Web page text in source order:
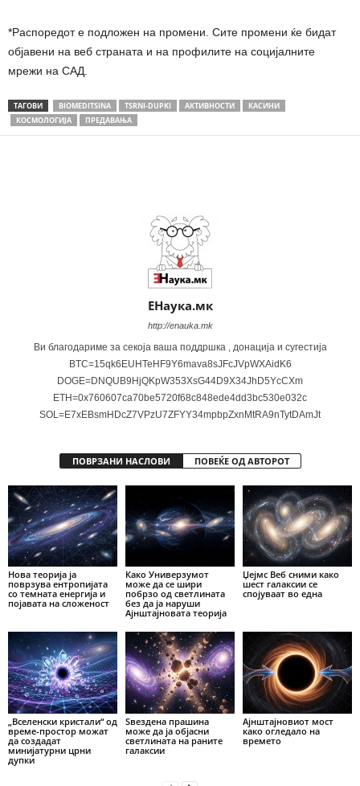
*Распоредот е подложен на промени. Сите промени ќе бидат
објавени на веб страната и на профилите на социјалните
мрежи на САД.
ТАГОВИ BIOMEDITSINA TSRNI-DUPKI АКТИВНОСТИ
КАСИНИ
КОСМОЛОГИЈА
ПРЕДАВАЊА
ЕНаука.мк
http://enauka.mk
Ви благодариме за секоја ваша поддршка , донација и сугестија
BTC=15qk6EUHTeHF9Y6mava8sJFcJVpWXAidK6
DOGE=DNQUB9HjQKpW353XsG44D9X34JhD5YcCXm
ETH=0x760607ca70be5720f68c848ede4dd3bc530e032c
SOL=E7xEBsmHDcZ7VPzU7ZFYY34mpbpZxnMtRA9nTytDAmJt
ПОВРЗАНИ НАСЛОВИ ПОВЕЌЕ ОД АВТОРОТ
Нова теорија ја
поврзува ентропијата
со темната енергија и
појавата на сложеност
Како Универзумот
може да се шири
побрзо од светлината
без да ја наруши
Ајнштајновата теорија
Џејмс Веб сними како
шест галаксии се
спојуваат во една
„Вселенски кристали“ од
време-простор можат
да создадат
минијатурни црни
дупки
Ѕвездена прашина
можe да ја објасни
светлината на раните
галаксии
Ајнштајновиот мост
како огледало на
времето